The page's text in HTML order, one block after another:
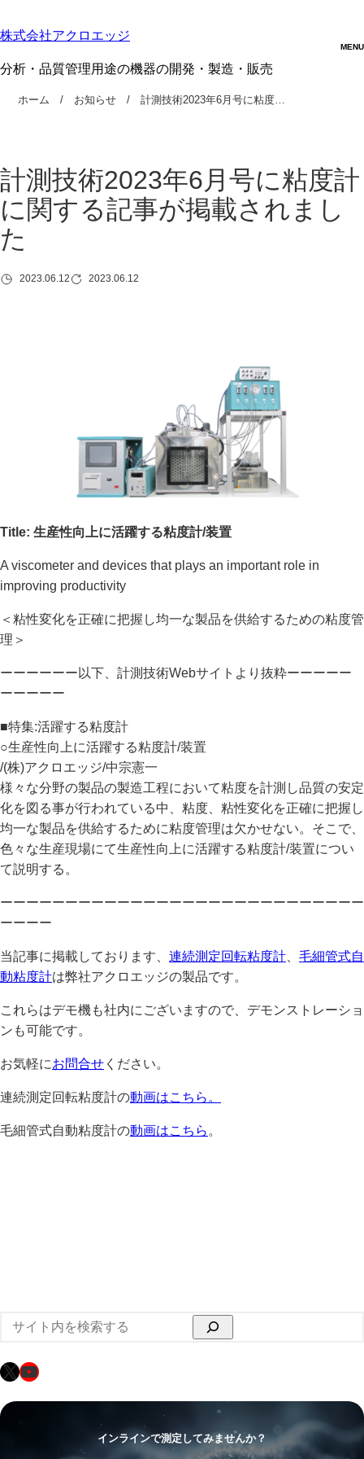
株式会社アクロエッジ
分析・品質管理用途の機器の開発・製造・販売
ホーム お知らせ 計測技術2023年6月号に粘度…
計測技術2023年6月号に粘度計
に関する記事が掲載されまし
た
2023.06.12 2023.06.12
Title: 生産性向上に活躍する粘度計/装置
A viscometer and devices that plays an important role in
improving productivity
＜粘性変化を正確に把握し均一な製品を供給するための粘度管
理＞
ーーーーーー以下、計測技術Webサイトより抜粋ーーーーー
ーーーーー
■特集:活躍する粘度計
○生産性向上に活躍する粘度計/装置
/(株)アクロエッジ/中宗憲一
様々な分野の製品の製造工程において粘度を計測し品質の安定
化を図る事が行われている中、粘度、粘性変化を正確に把握し
均一な製品を供給するために粘度管理は欠かせない。そこで、
色々な生産現場にて生産性向上に活躍する粘度計/装置につい
て説明する。
ーーーーーーーーーーーーーーーーーーーーーーーーーーーー
ーーーー
当記事に掲載しております、 連続測定回転粘度計
毛細管式自
動粘度計は弊社アクロエッジの製品です。
これらはデモ機も社内にございますので、デモンストレーショ
ンも可能です。
お気軽にお問合せ ください。
連続測定回転粘度計の動画はこちら。
毛細管式自動粘度計の動画はこちら 。
検
索
X YouTube
インラインで測定してみませんか？